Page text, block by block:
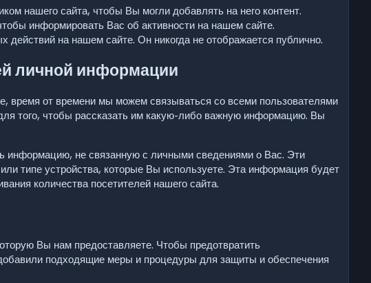
нашего сайта, чтобы Вы могли добавлять на него контент.
информировать Вас об активности на нашем сайте.
на нашем сайте. Он никогда не отображается публично.
личной информации
время от времени мы можем связываться со всеми пользователями
того, чтобы рассказать им какую-либо важную информацию. Вы
информацию, не связанную с личными сведениями о Вас. Эти
типе устройства, которые Вы используете. Эта информация будет
количества посетителей нашего сайта.
Вы нам предоставляете. Чтобы предотвратить
подходящие меры и процедуры для защиты и обеспечения